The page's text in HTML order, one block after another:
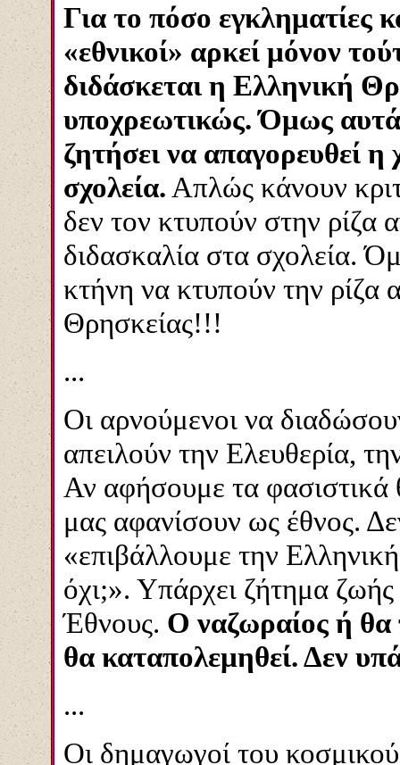
Για το πόσο εγκληματίες
«εθνικοί» αρκεί μόνον
διδάσκεται η Ελληνική
υποχρεωτικώς. Όμως
ζητήσει να απαγορευθεί η
σχολεία. Απλώς κάνουν
δεν τον κτυπούν στην ρίζα
διδασκαλία στα σχολεία.
κτήνη να κτυπούν την ρίζα
Θρησκείας!!!
...
Οι αρνούμενοι να
απειλούν την Ελευθερία,
Αν αφήσουμε τα φασιστικά
μας αφανίσουν ως έθνος.
«επιβάλλουμε την
όχι;». Υπάρχει ζήτημα
Έθνους. Ο ναζωραίος ή θα
θα καταπολεμηθεί. Δεν
...
Οι δημαγωγοί του